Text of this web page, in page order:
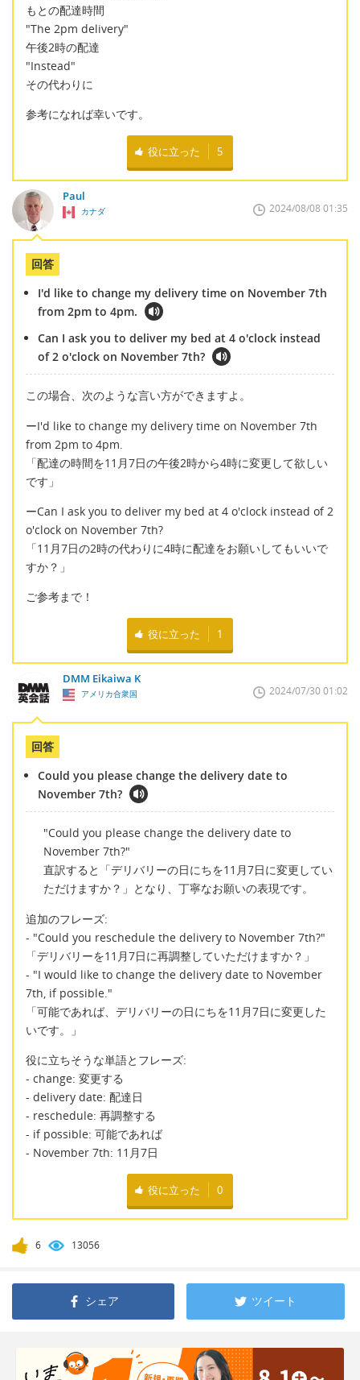
もとの配達時間
"The 2pm delivery"
午後2時の配達
"Instead"
その代わりに
参考になれば幸いです。
役に立った 5
Paul
カナダ 2024/08/08 01:35
回答
I'd like to change my delivery time on November 7th
from 2pm to 4pm.
Can I ask you to deliver my bed at 4 o'clock instead
of 2 o'clock on November 7th?
この場合、次のような言い方ができますよ。
ーI'd like to change my delivery time on November 7th
from 2pm to 4pm.
「配達の時間を11月7日の午後2時から4時に変更して欲しい
です」
ーCan I ask you to deliver my bed at 4 o'clock instead of 2
o'clock on November 7th?
「11月7日の2時の代わりに4時に配達をお願いしてもいいで
すか？」
ご参考まで！
役に立った 1
DMM Eikaiwa K
アメリカ合衆国 2024/07/30 01:02
回答
Could you please change the delivery date to
November 7th?
"Could you please change the delivery date to
November 7th?"
直訳すると「デリバリーの日にちを11月7日に変更してい
ただけますか？」となり、丁寧なお願いの表現です。
追加のフレーズ:
- "Could you reschedule the delivery to November 7th?"
「デリバリーを11月7日に再調整していただけますか？」
- "I would like to change the delivery date to November
7th, if possible."
「可能であれば、デリバリーの日にちを11月7日に変更した
いです。」
役に立ちそうな単語とフレーズ:
- change: 変更する
- delivery date: 配達日
- reschedule: 再調整する
- if possible: 可能であれば
- November 7th: 11月7日
役に立った 0
6 13056
シェア ツイート